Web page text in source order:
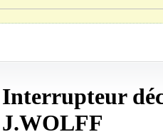
Interrupteur
J.WOLFF